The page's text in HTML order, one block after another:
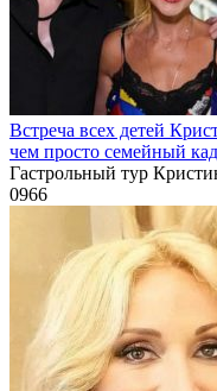
Встреча всех детей
чем просто семейный
Гастрольный тур
0966